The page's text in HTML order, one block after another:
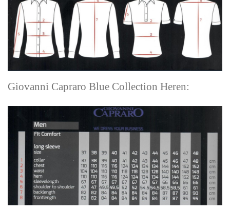
Giovanni Capraro Blue Collection Heren: